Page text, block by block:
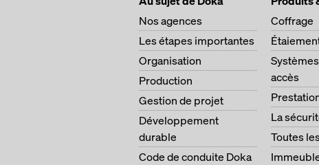
Nos agences
Les étapes importantes
Organisation
Production
Gestion de projet
Développement
durable
Code de conduite Doka
Coffrage
accès
La
Toutes